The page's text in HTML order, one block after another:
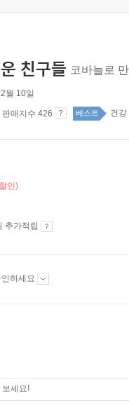
친구들 코바늘로
월 10일
판매지수 426 베스트 건강
인)
추가적립
하세요
보세요!